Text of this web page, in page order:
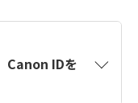
Canon IDを